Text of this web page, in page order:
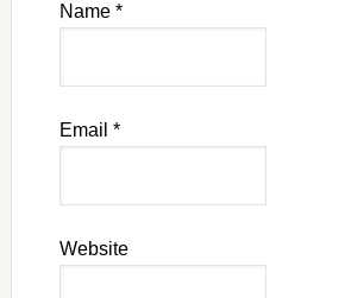
Name *
Email *
Website